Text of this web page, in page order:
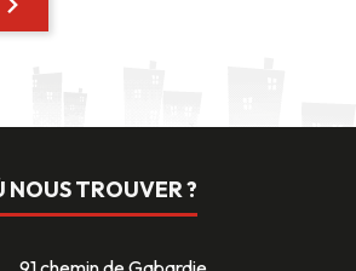
NOUS TROUVER ?